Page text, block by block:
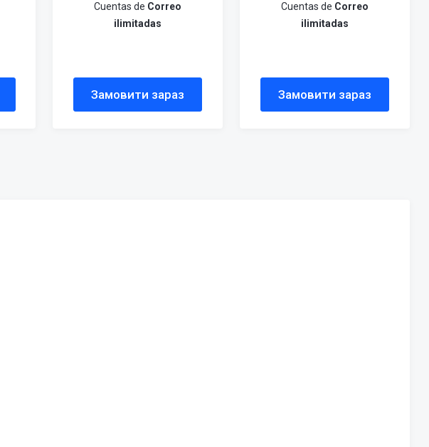
Cuentas de Correo
ilimitadas
Замовити зараз
Cuentas de Correo
ilimitadas
Замовити зараз